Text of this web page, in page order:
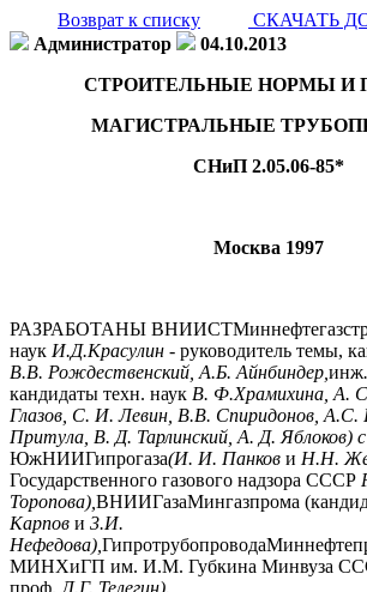
Возврат к списку
СКАЧАТЬ
Администратор
04.10.2013
СТРОИТЕЛЬНЫЕ НОРМЫ И
МАГИСТРАЛЬНЫЕ
СНиП 2.05.06-85*
Москва 1997
РАЗРАБОТАНЫ
наук И.Д.Красулин - руководитель темы,
В.В. Рождественский, А.Б. Айнбиндер, инж
кандидаты техн. наук В. Ф.Храмихина, А.
Глазов, С. И. Левин, В.В. Спиридонов, А.С.
Притула, В. Д. Тарлинский, А. Д. Яблоков) с
ЮжНИИГипрогаза(И. И. Панков и Н.Н.
Государственного газового надзора СССР
Торопова), ВНИИГазаМингазпрома
Карпов и 3.И.
Нефедова),
МИНХиГП им. И.М. Губкина Минвуза
проф.Л.Г. Телегин).